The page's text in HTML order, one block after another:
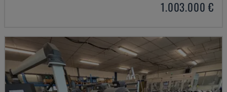
1.003.000 €